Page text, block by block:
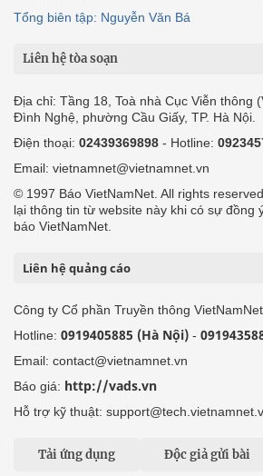
Tổng biên tập: Nguyễn Văn Bá
Liên hệ tòa soạn
Địa chỉ: Tầng 18, Toà nhà Cục Viễn thông
Đình Nghệ, phường Cầu Giấy, TP. Hà Nội.
Điện thoại: 02439369898 - Hotline:
Email: vietnamnet@vietnamnet.vn
© 1997 Báo VietNamNet. All rights
lại thông tin từ website này khi có sự đồng
báo VietNamNet.
Liên hệ quảng cáo
Công ty Cổ phần Truyền thông VietNamNet
Hotline: 0919405885 (Hà Nội) -
Email: contact@vietnamnet.vn
Báo giá: http://vads.vn
Hỗ trợ kỹ thuật:
Tải ứng dụng Độc giả gửi bài